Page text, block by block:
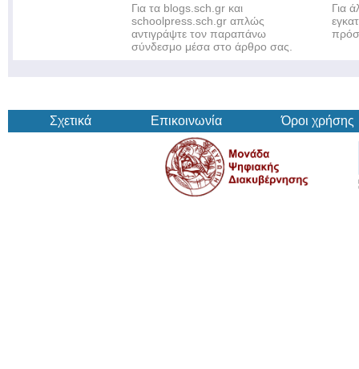
Για τα blogs.sch.gr και
schoolpress.sch.gr απλώς
αντιγράψτε τον παραπάνω
σύνδεσμο μέσα στο άρθρο σας.
Για
Σχετικά Επικοινωνία Όροι χρήσης